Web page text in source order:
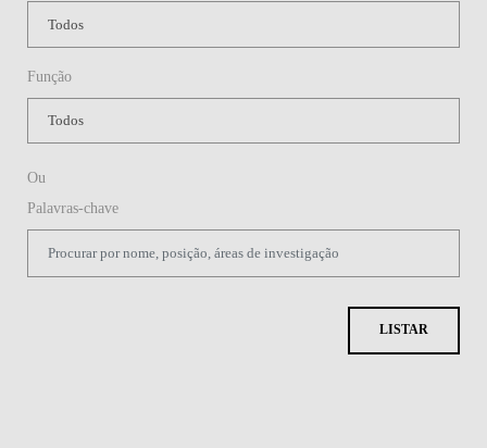
Função
Ou
Palavras-chave
LISTAR